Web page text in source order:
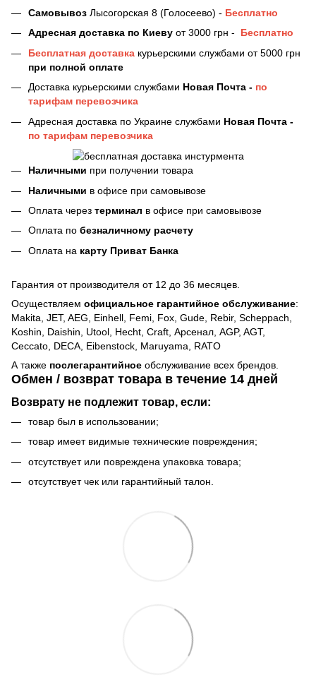
Самовывоз Лысогорская 8 (Голосеево) - Бесплатно
Адресная доставка по Киеву от 3000 грн -
Бесплатно
Бесплатная доставка курьерскими службами от 5000 грн
при полной оплате
Доставка курьерскими службами Новая Почта - по
тарифам перевозчика
Адресная доставка по Украине службами Новая Почта -
по тарифам перевозчика
Наличными при получении товара
Наличными в офисе при самовывозе
Оплата через терминал в офисе при самовывозе
Оплата по безналичному расчету
Оплата на карту Приват Банка
Гарантия от производителя от 12 до 36 месяцев.
Осуществляем официальное гарантийное обслуживание:
Makita, JET, AEG, Einhell, Femi, Fox, Gude, Rebir, Scheppach,
Koshin, Daishin, Utool, Hecht, Craft, Арсенал, AGP, AGT,
Ceccato, DECA, Eibenstock, Maruyama, RATO
А также послегарантийное обслуживание всех брендов.
Обмен / возврат товара в течение 14 дней
Возврату не подлежит товар, если:
товар был в использовании;
товар имеет видимые технические повреждения;
отсутствует или повреждена упаковка товара;
отсутствует чек или гарантийный талон.